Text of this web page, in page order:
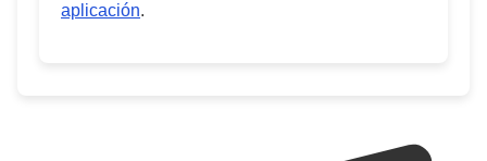
aplicación.